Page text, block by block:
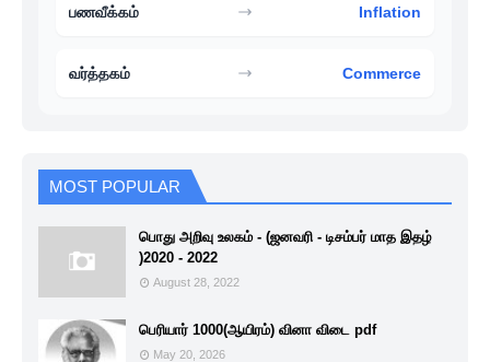
பணவீக்கம் Inflation
வர்த்தகம் Commerce
MOST POPULAR
பொது அறிவு உலகம் - (ஜனவரி - டிசம்பர் மாத இதழ்
)2020 - 2022
August 28, 2022
பெரியார் 1000(ஆயிரம்) வினா விடை pdf
May 20, 2026